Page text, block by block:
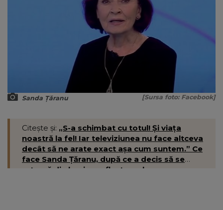
Sanda Țăranu [Sursa foto: Facebook]
Citește și: „S-a schimbat cu totul! Și viața
noastră la fel! Iar televiziunea nu face altceva
decât să ne arate exact așa cum suntem.” Ce
face Sanda Țăranu, după ce a decis să se
retragă din lumina reflectoarelor